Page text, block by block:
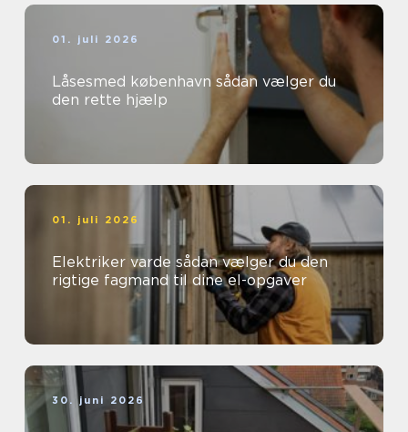
01. juli 2026
Låsesmed københavn sådan vælger du
den rette hjælp
01. juli 2026
Elektriker varde sådan vælger du den
rigtige fagmand til dine el-opgaver
30. juni 2026